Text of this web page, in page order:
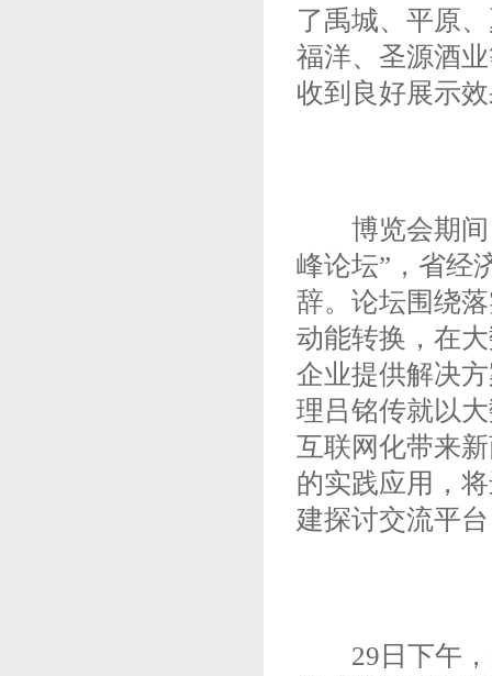
了禹城、平原
福洋、圣源酒
收到良好展示
博览会期间
峰论坛”，省经
辞。论坛围绕
动能转换，在
企业提供解决
理吕铭传就以
互联网化带来
的实践应用，
建探讨交流平
29日下午，